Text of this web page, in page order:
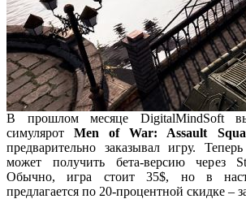
В прошлом месяце DigitalMindSoft
симуляротMen of War: Assault
предварительно заказывал игру.
может получить бета-версию через
Обычно, игра стоит 35$, но в
предлагается по 20-процентной скидке –